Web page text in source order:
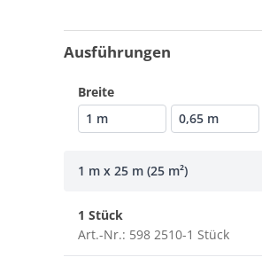
Ausführungen
Breite
1 m
0,65 m
1 m x 25 m (25 m²)
1 Stück
Art.-Nr.: 598 2510-1 Stück